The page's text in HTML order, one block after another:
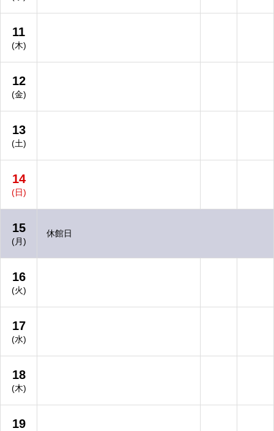
11
(木)
12
(金)
13
(土)
14
(日)
15
(月)
休館日
16
(火)
17
(水)
18
(木)
19